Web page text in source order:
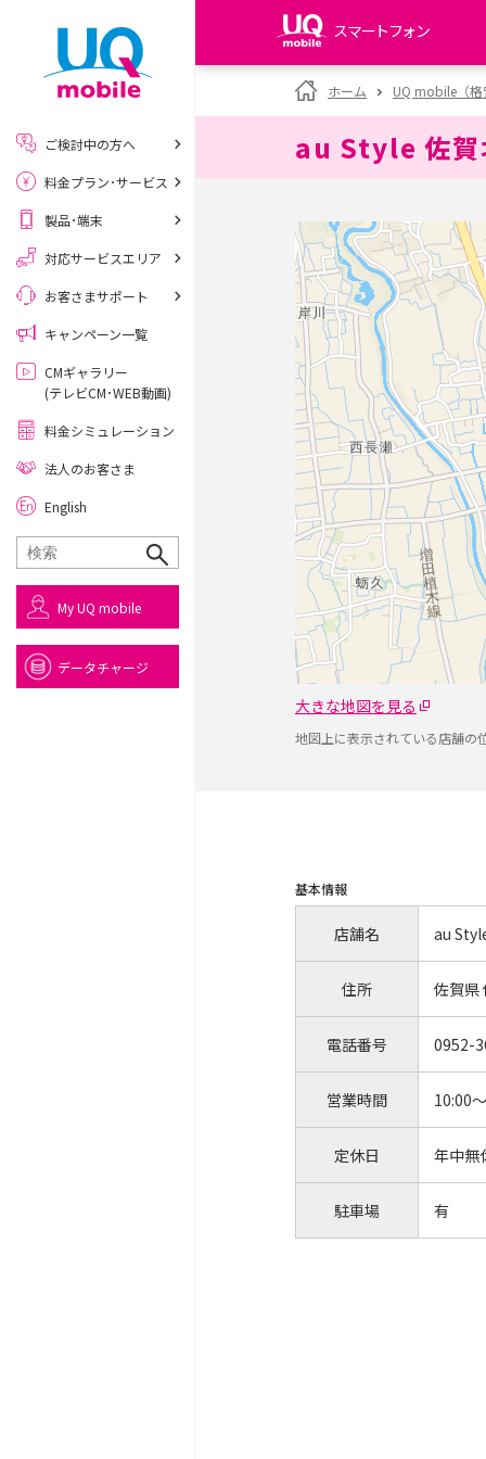
スマートフォン
my UQ WiMAX
UQ WiMAX ご契約の方
My UQ mobile
UQ mobile
データチャージサイト
ホーム UQ mobile（
au Style 佐賀
大きな地図を見る
地図上に表示されている店舗の
基本情報
店舗名 au
住所 佐賀県
電話番号 0952-
営業時間 10:00
定休日 年中無
駐車場 有
ご検討中の方へ
料金プラン･サービス
製品･端末
対応サービスエリア
お客さまサポート
キャンペーン一覧
CMギャラリー
(テレビCM･WEB動画)
料金シミュレーション
法人のお客さま
English
My UQ mobile
データチャージ